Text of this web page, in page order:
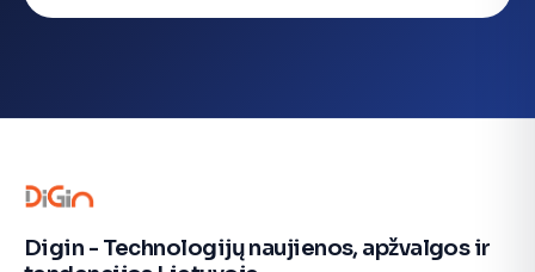
Digin - Technologijų naujienos, apžvalgos ir